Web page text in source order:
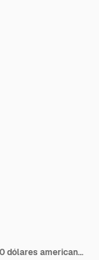
Mão de homem segurando uma nota de 100 dólares americanos isolada no fundo branco Negócios e conceito financeiro